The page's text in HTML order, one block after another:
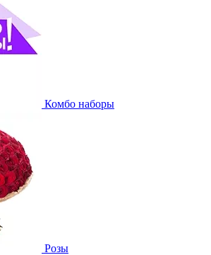
Комбо наборы
Розы